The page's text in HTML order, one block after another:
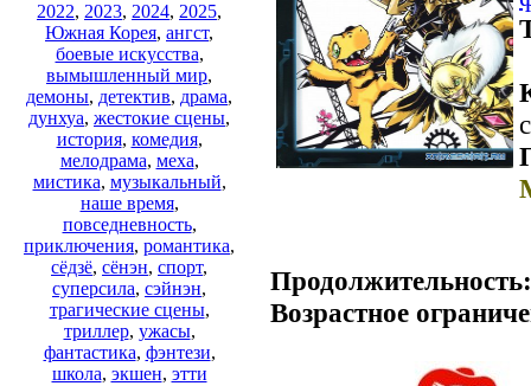
2022, 2023, 2024, 2025,
Южная Корея, ангст,
боевые искусства,
вымышленный мир,
демоны, детектив, драма,
дунхуа, жестокие сцены,
история, комедия,
мелодрама, меха,
мистика, музыкальный,
наше время,
повседневность,
приключения, романтика,
сёдзё, сёнэн, спорт,
суперсила, сэйнэн,
трагические сцены,
триллер, ужасы,
фантастика, фэнтези,
школа, экшен, этти
Продолжительность:
Возрастное